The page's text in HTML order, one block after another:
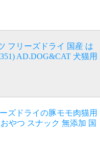
フリーズドライ 国産 は
AD.DOG&CAT 犬猫用
ズドライの豚モモ肉猫用
やつ スナック 無添加 国